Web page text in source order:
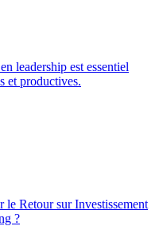
leadership est essentiel
et productives.
le Retour sur Investissement
?